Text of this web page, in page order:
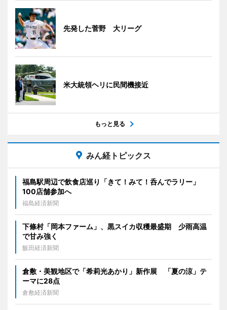
先発した菅野 大リーグ
米大統領ヘリに民間機接近
もっと見る
みん経トピックス
福島駅周辺で飲食店巡り「きて！みて！呑んでラリー」
100店舗参加へ
福島経済新聞
下條村「岡本ファーム」、黒スイカ収穫最盛期 少雨高温
で甘み強く
飯田経済新聞
倉敷・美観地区で「希莉光あかり」新作展 「夏の涼」テ
ーマに28点
倉敷経済新聞